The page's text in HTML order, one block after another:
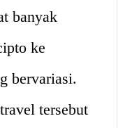
banyak
ke
bervariasi.
tersebut